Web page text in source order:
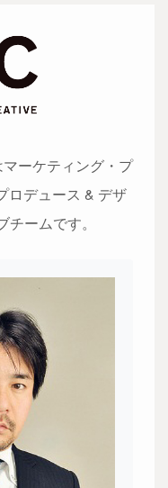
ーケティング・プ
ロデュース & デザ
ームです。